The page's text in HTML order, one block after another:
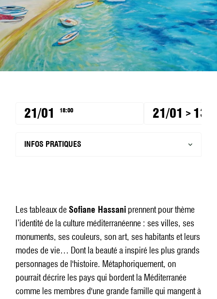
Les tableaux deSofiane Hassani prennent pour thème
l’identité de la culture méditerranéenne : ses villes, ses
monuments, ses couleurs, son art, ses habitants et leurs
modes de vie… Dont la beauté a inspiré les plus grands
personnages de l'histoire. Métaphoriquement, on
pourrait décrire les pays qui bordent la Méditerranée
comme les membres d'une grande famille qui mangent à
21/01 18:00 21/01 > 13/
INFOS PRATIQUES